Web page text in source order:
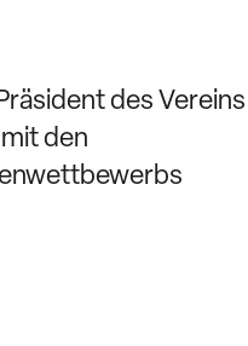
des Vereins
den